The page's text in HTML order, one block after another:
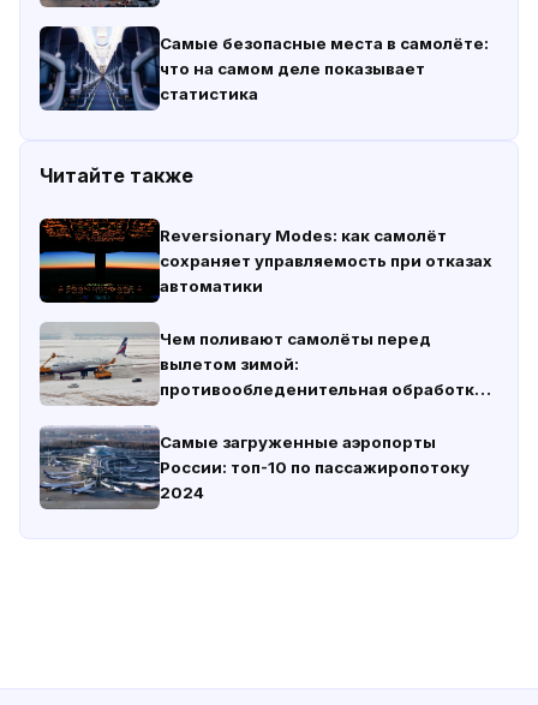
Самые безопасные места в самолёте:
что на самом деле показывает
статистика
Читайте также
Reversionary Modes: как самолёт
сохраняет управляемость при отказах
автоматики
Чем поливают самолёты перед
вылетом зимой:
противообледенительная обработка
Самые загруженные аэропорты
России: топ-10 по пассажиропотоку
2024